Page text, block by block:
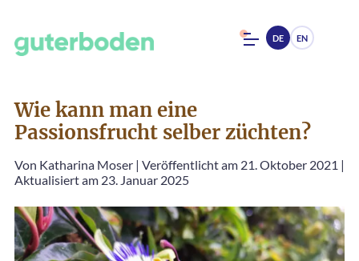
DE EN
Wie kann man eine
Passionsfrucht selber züchten?
Von Katharina Moser | Veröffentlicht am 21. Oktober 2021 |
Aktualisiert am 23. Januar 2025